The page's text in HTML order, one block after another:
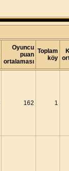
Oyuncu
puan
ortalaması
Toplam
köy
162 1